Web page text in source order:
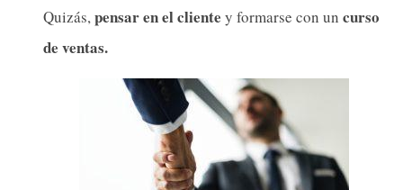
Quizás,pensar en el cliente y formarse con un curso
de ventas.